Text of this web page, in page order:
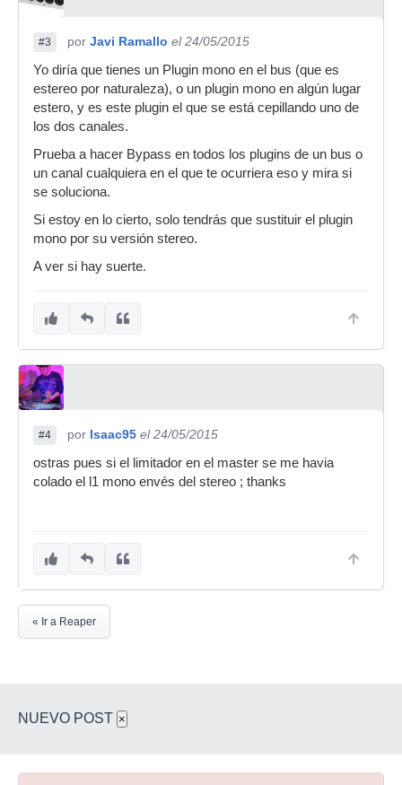
#3 por Javi Ramallo el 24/05/2015
Yo diría que tienes un Plugin mono en el bus (que es
estereo por naturaleza), o un plugin mono en algún lugar
estero, y es este plugin el que se está cepillando uno de
los dos canales.
Prueba a hacer Bypass en todos los plugins de un bus o
un canal cualquiera en el que te ocurriera eso y mira si
se soluciona.
Si estoy en lo cierto, solo tendrás que sustituir el plugin
mono por su versión stereo.
A ver si hay suerte.
#4 por Isaac95 el 24/05/2015
ostras pues si el limitador en el master se me havia
colado el l1 mono envés del stereo ; thanks
« Ir a Reaper
NUEVO POST ×